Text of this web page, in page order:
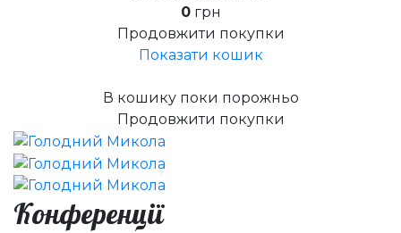
0грн
Продовжити покупки
Показати кошик
В кошику поки порожньо
Продовжити покупки
Конференції